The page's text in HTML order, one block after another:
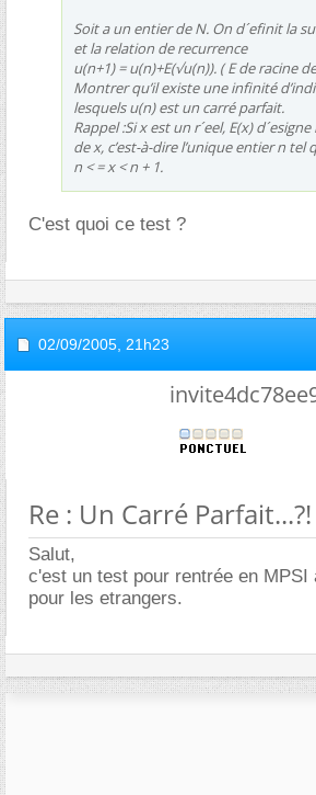
Soit a un entier de N. On d´efinit la
et la relation de recurrence
u(n+1) = u(n)+E(√u(n)). ( E de racine
Montrer qu’il existe une infinité
lesquels u(n) est un carré parfait.
Rappel :Si x est un r´eel, E(x)
de x, c’est-à-dire l’unique entier n tel
n < = x < n + 1.
C'est quoi ce test ?
02/09/2005, 21h23
Re : Un Carré Parfait...?!
Salut,
c'est un test pour rentrée en MPSI
pour les etrangers.